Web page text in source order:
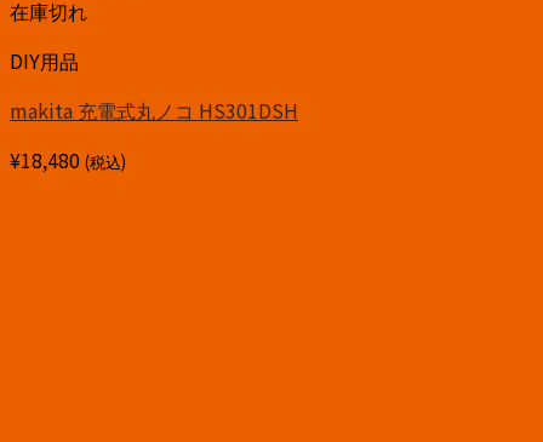
在庫切れ
DIY用品
makita 充電式丸ノコ HS301DSH
¥18,480 (税込)